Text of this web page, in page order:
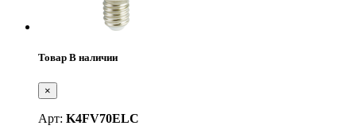
Товар В наличии
×
Арт: K4FV70ELC